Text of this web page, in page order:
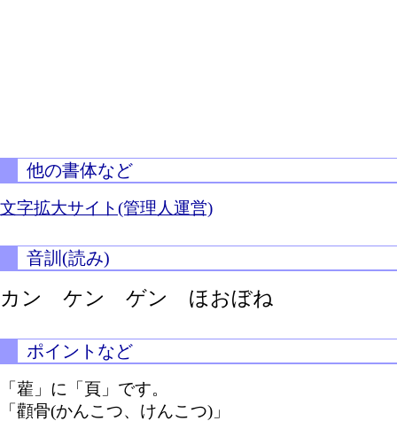
他の書体など
文字拡大サイト(管理人運営)
音訓(読み)
カン ケン ゲン ほおぼね
ポイントなど
「雚」に「頁」です。
「顴骨(かんこつ、けんこつ)」